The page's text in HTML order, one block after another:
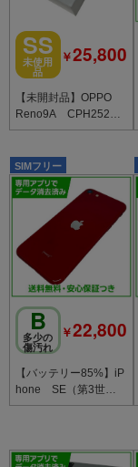
SS
未使用
品
￥25,800
【未開封品】OPPO
Reno9A CPH2523
128GB ナイトブラ
SIMフリー
B
多少の
傷汚れ
￥22,800
【バッテリー85%】iP
hone SE（第3世
代）64GB プロダク